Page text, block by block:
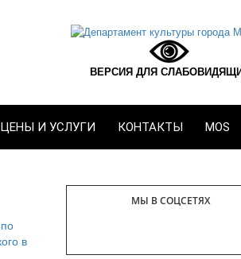
ВЕРСИЯ ДЛЯ
ЦЕНЫ И УСЛУГИ КОНТАКТЫ MOS
МЫ В СОЦСЕТЯХ